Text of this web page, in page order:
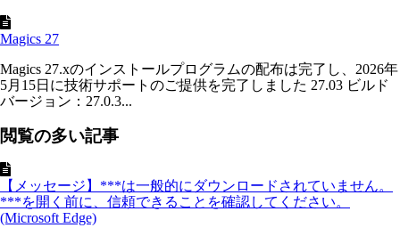
Magics 27
Magics 27.xのインストールプログラムの配布は完了し、2026年
5月15日に技術サポートのご提供を完了しました 27.03 ビルド
バージョン：27.0.3...
閲覧の多い記事
【メッセージ】***は一般的にダウンロードされていません。
***を開く前に、信頼できることを確認してください。
(Microsoft Edge)